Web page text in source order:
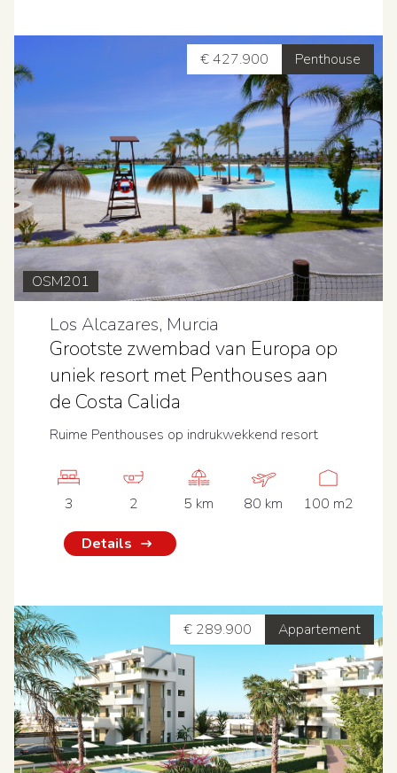
Penthouse
€ 427.900
OSM201
Los Alcazares, Murcia
Grootste zwembad van Europa op
uniek resort met Penthouses aan
de Costa Calida
Ruime Penthouses op indrukwekkend resort
3 2 5 km 80 km 100 m2
Details
Appartement
€ 289.900